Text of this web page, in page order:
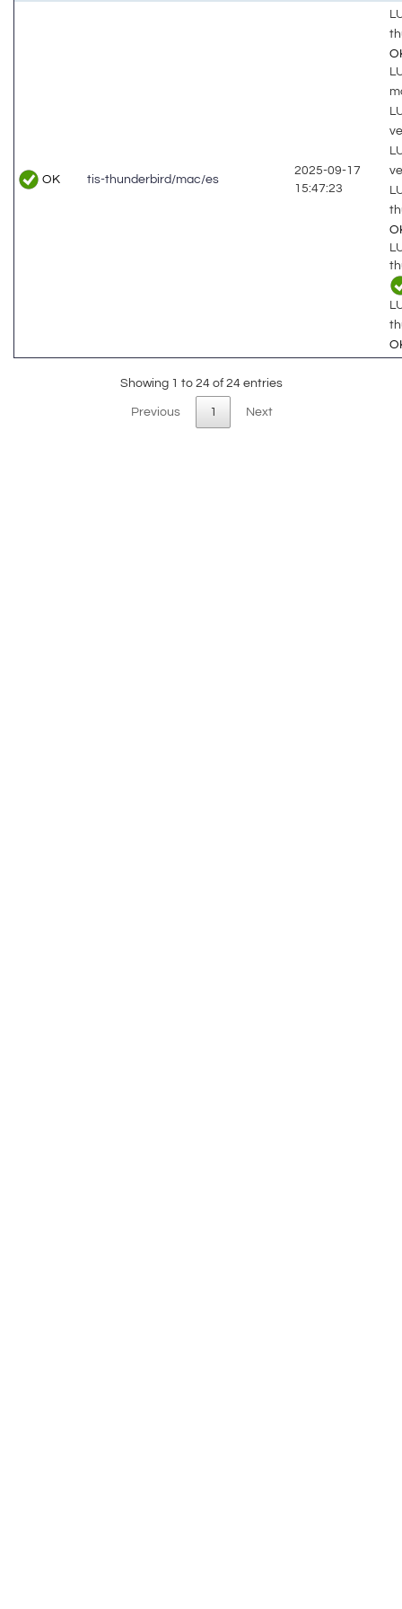
OK tis-thunderbird/mac/es
2025-09-17
15:47:23
Showing 1 to 24 of 24 entries
Previous 1 Next